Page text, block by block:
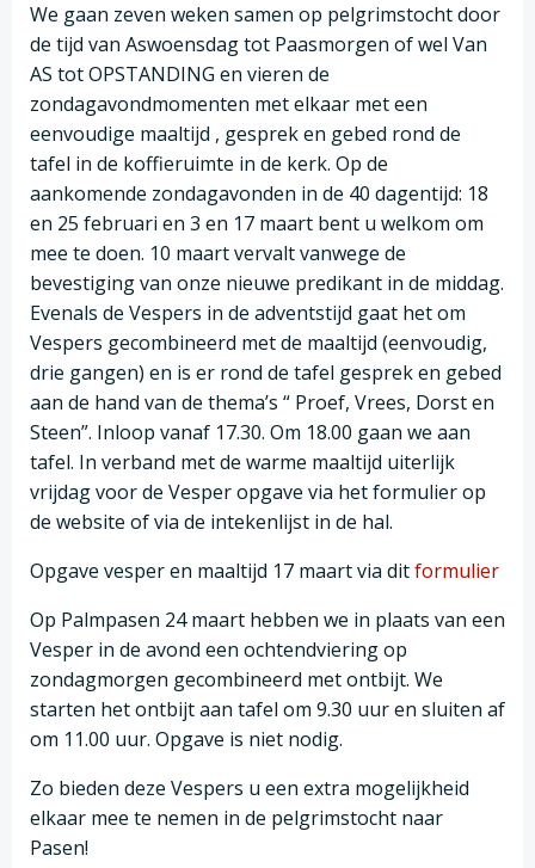
We gaan zeven weken samen op pelgrimstocht door
de tijd van Aswoensdag tot Paasmorgen of wel Van
AS tot OPSTANDING en vieren de
zondagavondmomenten met elkaar met een
eenvoudige maaltijd , gesprek en gebed rond de
tafel in de koffieruimte in de kerk. Op de
aankomende zondagavonden in de 40 dagentijd: 18
en 25 februari en 3 en 17 maart bent u welkom om
mee te doen. 10 maart vervalt vanwege de
bevestiging van onze nieuwe predikant in de middag.
Evenals de Vespers in de adventstijd gaat het om
Vespers gecombineerd met de maaltijd (eenvoudig,
drie gangen) en is er rond de tafel gesprek en gebed
aan de hand van de thema’s “ Proef, Vrees, Dorst en
Steen”. Inloop vanaf 17.30. Om 18.00 gaan we aan
tafel. In verband met de warme maaltijd uiterlijk
vrijdag voor de Vesper opgave via het formulier op
de website of via de intekenlijst in de hal.
Opgave vesper en maaltijd 17 maart via ditformulier
Op Palmpasen 24 maart hebben we in plaats van een
Vesper in de avond een ochtendviering op
zondagmorgen gecombineerd met ontbijt. We
starten het ontbijt aan tafel om 9.30 uur en sluiten af
om 11.00 uur. Opgave is niet nodig.
Zo bieden deze Vespers u een extra mogelijkheid
elkaar mee te nemen in de pelgrimstocht naar
Pasen!